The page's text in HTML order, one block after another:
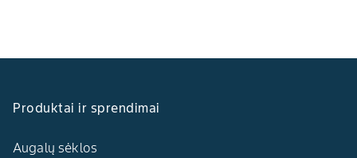
Produktai ir sprendimai
Augalų sėklos